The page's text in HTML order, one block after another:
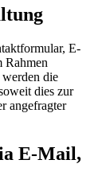
E-
Rahmen
werden die
dies zur
angefragter
E-Mail,